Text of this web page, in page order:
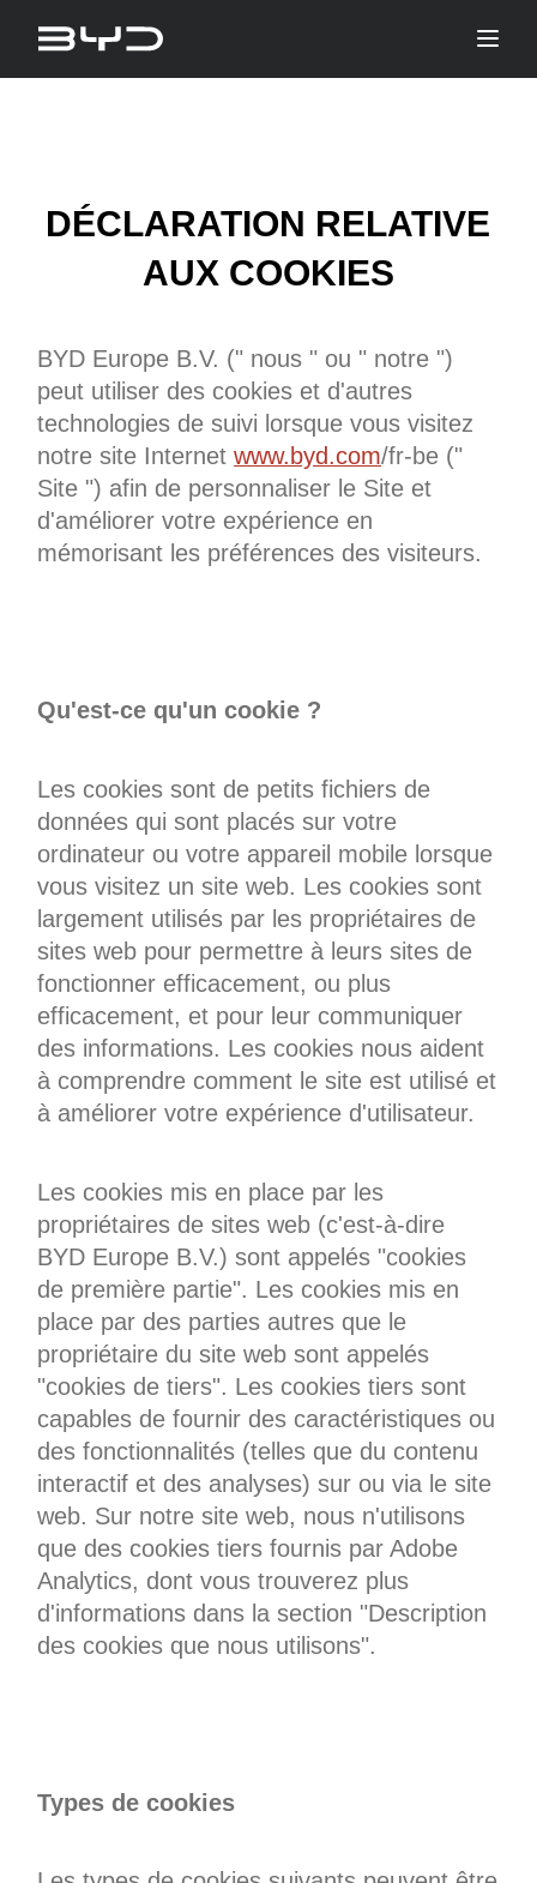
DÉCLARATION RELATIVE
AUX COOKIES
BYD Europe B.V. (" nous " ou " notre ")
peut utiliser des cookies et d'autres
technologies de suivi lorsque vous visitez
notre site Internetwww.byd.com/fr-be ("
Site ") afin de personnaliser le Site et
d'améliorer votre expérience en
mémorisant les préférences des visiteurs.
Qu'est-ce qu'un cookie ?
Les cookies sont de petits fichiers de
données qui sont placés sur votre
ordinateur ou votre appareil mobile lorsque
vous visitez un site web. Les cookies sont
largement utilisés par les propriétaires de
sites web pour permettre à leurs sites de
fonctionner efficacement, ou plus
efficacement, et pour leur communiquer
des informations. Les cookies nous aident
à comprendre comment le site est utilisé et
à améliorer votre expérience d'utilisateur.
Les cookies mis en place par les
propriétaires de sites web (c'est-à-dire
BYD Europe B.V.) sont appelés "cookies
de première partie". Les cookies mis en
place par des parties autres que le
propriétaire du site web sont appelés
"cookies de tiers". Les cookies tiers sont
capables de fournir des caractéristiques ou
des fonctionnalités (telles que du contenu
interactif et des analyses) sur ou via le site
web. Sur notre site web, nous n'utilisons
que des cookies tiers fournis par Adobe
Analytics, dont vous trouverez plus
d'informations dans la section "Description
des cookies que nous utilisons".
Types de cookies